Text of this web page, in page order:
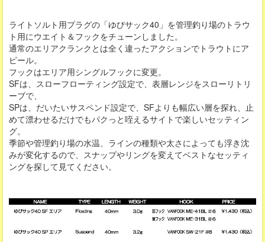
ライトソルト用プラグの「ゆびサック40」を管理釣り場のトラウ
ト用にウエイト＆フックをチューンしました。
通常のエリアクランクとは全く違ったアクションでトラウトにア
ピール。
フックはエリア用シングルフックに変更。
SFは、スローフローティング設定で、表層レンジをスローリトリ
ーブで、
SPは、だいたいサスペンド設定で、SFよりも幅広い層を探れ、止
めて漂わせるだけでもパクっと咥えるサイトで楽しいセッティン
グ。
季節や管理釣り場の水温、ラインの種類や太さによっても浮き沈
みが変化するので、スナップやリングを変えてベストなセッティ
ングを探して見てください。